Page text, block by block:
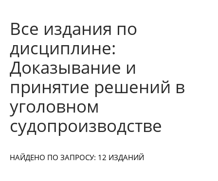
Все издания по
дисциплине:
Доказывание и
принятие решений в
уголовном
судопроизводстве
НАЙДЕНО ПО ЗАПРОСУ: 12 ИЗДАНИЙ